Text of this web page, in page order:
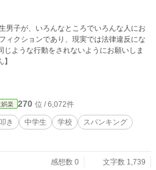
男子が、いろんなところでいろんな人にお
ような行動をされないようにお願いしま
娯楽 270 位 / 6,072件
き 中学生 学校
スパンキング
感想数 0
文字数 1,739